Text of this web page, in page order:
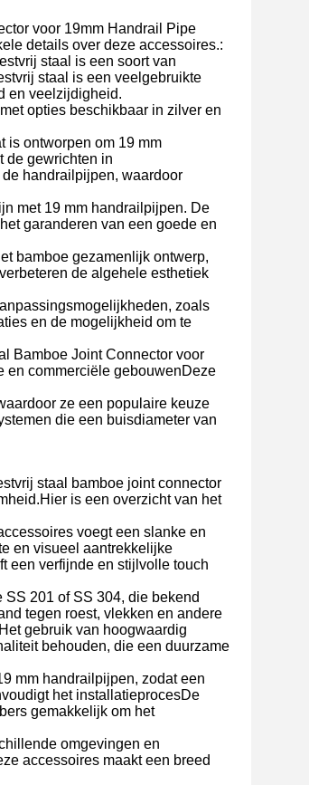
voor 19mm Handrail Pipe
details over deze accessoires.:
staal is een soort van
staal is een veelgebruikte
en veelzijdigheid.
opties beschikbaar in zilver en
is ontworpen om 19 mm
de gewrichten in
handrailpijpen, waardoor
met 19 mm handrailpijpen. De
garanderen van een goede en
bamboe gezamenlijk ontwerp,
de algehele esthetiek
zoals
en de mogelijkheid om te
Bamboe Joint Connector voor
en commerciële gebouwenDeze
ze een populaire keuze
die een buisdiameter van
staal bamboe joint connector
is een overzicht van het
voegt een slanke en
en visueel aantrekkelijke
een verfijnde en stijlvolle touch
201 of SS 304, die bekend
tegen roest, vlekken en andere
gebruik van hoogwaardig
behouden, die een duurzame
mm handrailpijpen, zodat een
het installatieprocesDe
gemakkelijk om het
omgevingen en
accessoires maakt een breed